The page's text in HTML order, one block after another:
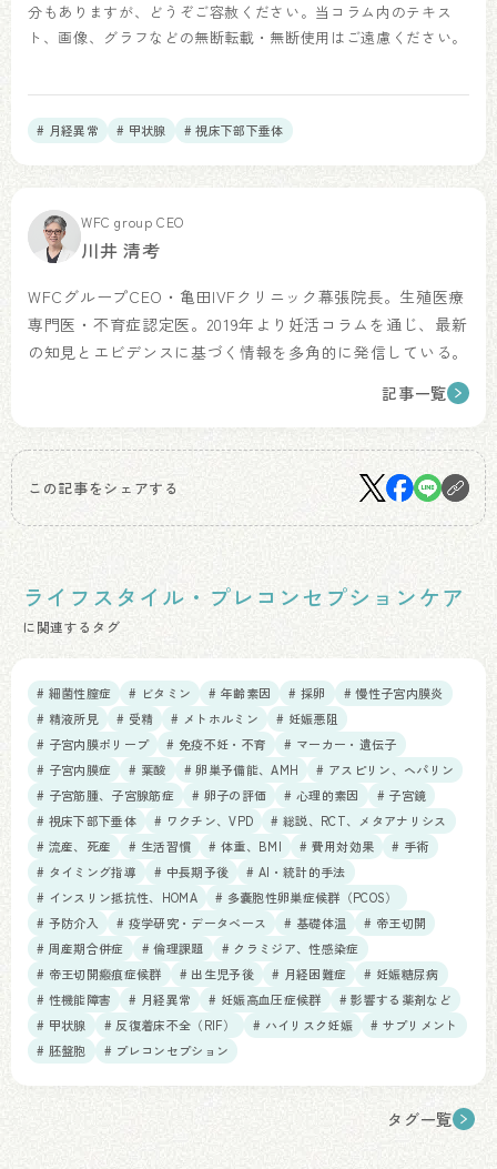
分もありますが、どうぞご容赦ください。当コラム内のテキス
ト、画像、グラフなどの無断転載・無断使用はご遠慮ください。
# 月経異常 # 甲状腺 # 視床下部下垂体
WFC group CEO
川井 清考
WFCグループCEO・亀田IVFクリニック幕張院長。生殖医療
専門医・不育症認定医。2019年より妊活コラムを通じ、最新
の知見とエビデンスに基づく情報を多角的に発信している。
記事一覧
この記事をシェアする
ライフスタイル・プレコンセプションケア
に関連するタグ
# 細菌性膣症 # ビタミン # 年齢素因 # 採卵
# 慢性子宮内膜炎
# 精液所見
# 受精 # メトホルミン
# 妊娠悪阻
# 子宮内膜ポリープ
# 免疫不妊・不育
# マーカー・遺伝子
# 子宮内膜症
# 葉酸 # 卵巣予備能、AMH
# アスピリン、ヘパリン
# 子宮筋腫、子宮腺筋症
# 卵子の評価 # 心理的素因
# 子宮鏡
# 視床下部下垂体
# ワクチン、VPD
# 総説、RCT、メタアナリシス
# 流産、死産
# 生活習慣 # 体重、BMI # 費用対効果
# 手術
# タイミング指導
# 中長期予後
# AI・統計的手法
# インスリン抵抗性、HOMA
# 多嚢胞性卵巣症候群（PCOS）
# 予防介入
# 疫学研究・データベース # 基礎体温
# 帝王切開
# 周産期合併症
# 倫理課題
# クラミジア、性感染症
# 帝王切開瘢痕症候群
# 出生児予後 # 月経困難症
# 妊娠糖尿病
# 性機能障害
# 月経異常 # 妊娠高血圧症候群
# 影響する薬剤など
# 甲状腺
# 反復着床不全（RIF） # ハイリスク妊娠
# サプリメント
# 胚盤胞
# プレコンセプション
タグ一覧